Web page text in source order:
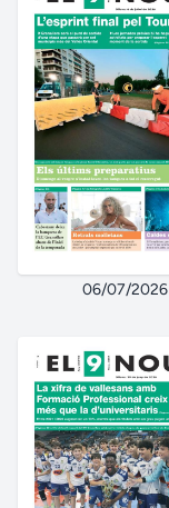
06/07/2026